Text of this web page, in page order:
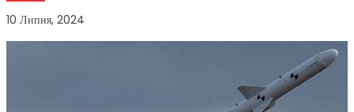
10 Липня, 2024